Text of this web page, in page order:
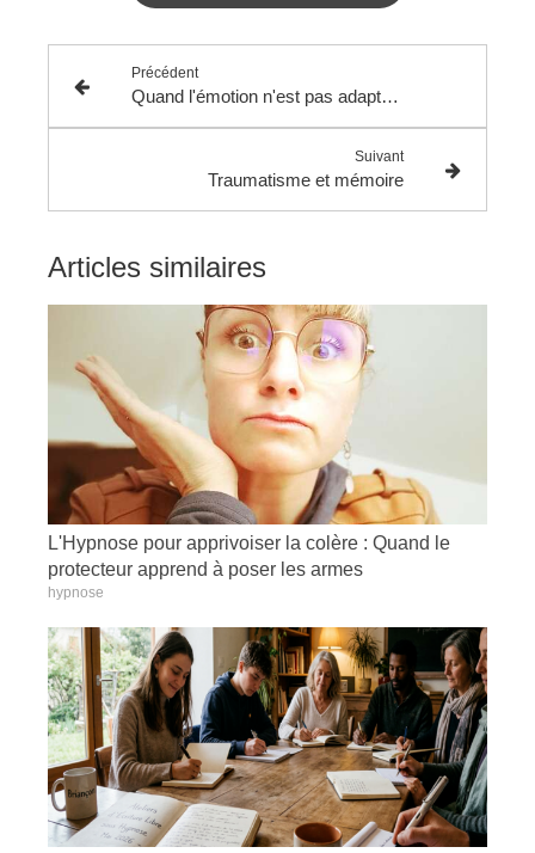
Précédent
Quand l'émotion n'est pas adaptée à l'événement
Suivant
Traumatisme et mémoire
Articles similaires
L'Hypnose pour apprivoiser la colère : Quand le
protecteur apprend à poser les armes
hypnose